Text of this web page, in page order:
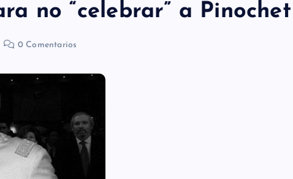
no “celebrar” a Pinochet
0 Comentarios